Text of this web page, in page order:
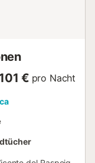
101 € pro Nacht